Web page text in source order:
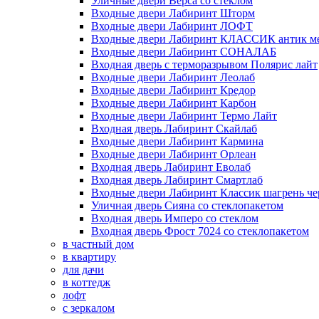
Входные двери Лабиринт Шторм
Входные двери Лабиринт ЛОФТ
Входные двери Лабиринт КЛАССИК антик
Входные двери Лабиринт СОНАЛАБ
Входная дверь с терморазрывом Полярис лайт
Входные двери Лабиринт Леолаб
Входные двери Лабиринт Кредор
Входные двери Лабиринт Карбон
Входные двери Лабиринт Термо Лайт
Входная дверь Лабиринт Скайлаб
Входные двери Лабиринт Кармина
Входные двери Лабиринт Орлеан
Входная дверь Лабиринт Еволаб
Входная дверь Лабиринт Смартлаб
Входные двери Лабиринт Классик шагрень
Уличная дверь Сияна со стеклопакетом
Входная дверь Имперо со стеклом
Входная дверь Фрост 7024 со стеклопакетом
в частный дом
в квартиру
для дачи
в коттедж
лофт
с зеркалом